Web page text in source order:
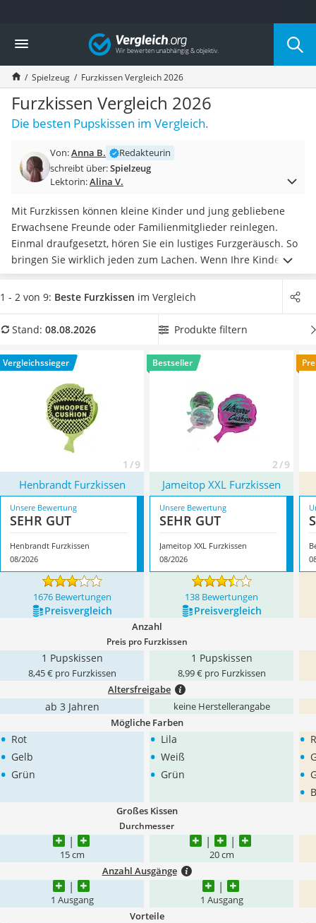
Die beliebtesten Vergleiche nach Kategorie
Kind & Baby
Babyphone mit 2 Kameras
Walkie-Talkie Kinder
Kindermatratzen
Babywippe
Rollschuhe für Kinder
Laufrad
Kinderschubkarre
Kinderuhr
Babyphone
Treppenschutzgitter
Kindersitz ab 4 Jahren
Kinderroller 3 Räder
Ferngesteuertes Auto
Barfußschuhe Kinder
Kinder-Mikroskop
Ferngesteuerter Hubschrauber
Vergleich
Spielzeug Furzkissen Vergleich 2026
Furzkissen Vergleich 2026
Die besten Pupskissen im Vergleich.
Von:Anna B.
Redakteurin
schreibt über:Spielzeug
Lektorin:Alina V.
Mit Furzkissen können kleine Kinder und jung gebliebene
Erwachsene Freunde oder Familienmitglieder reinlegen.
Einmal draufgesetzt, hören Sie ein lustiges Furzgeräusch. So
bringen Sie wirklich jeden zum Lachen. Wenn Ihre Kinder
neben demSpaß mit Scherzartikelnauch etwas lernen
sollen, empfiehlt sich darüber hinaus laut gängigen Tests im
unserer Vergleichstabelle
besonders große Furzkissen
Überzeugt hat uns hier im August 2026 besonders das
ModellHenbrandt Furzkissen* mit seinen Eigenschaften.
1 - 2 von 9: Beste Furzkissen im Vergleich
Stand: 08.08.2026 Produkte filtern
Vergleichssieger
1 / 9
Bestseller
2 / 9
Henbrandt Furzkissen Jameitop XXL Furzkissen
Unsere Bewertung
SEHR GUT
Henbrandt Furzkissen
08/2026
Unsere Bewertung
SEHR GUT
Jameitop XXL Furzkissen
08/2026
1676 Bewertungen 138 Bewertungen
Preis­vergleich Preis­vergleich
Anzahl
Preis pro Furzkissen
1 Pupskissen
8,45 € pro Furzkissen
1 Pupskissen
8,99 € pro Furzkissen
Altersfreigabe
ab 3 Jahren keine Herstellerangabe
Mögliche Farben
• Rot
• Gelb
• Grün
• Lila
• Weiß
• Grün
•
•
•
•
Großes Kissen
Durchmesser
15 cm 20 cm
Anzahl Ausgänge
1 Ausgang 1 Ausgang
Vorteile